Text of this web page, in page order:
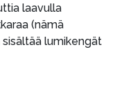
laavulla
(nämä
lumikengät